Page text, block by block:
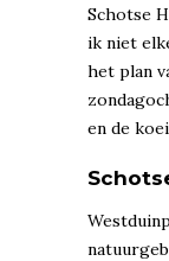
Schotse
ik niet
het plan
en de